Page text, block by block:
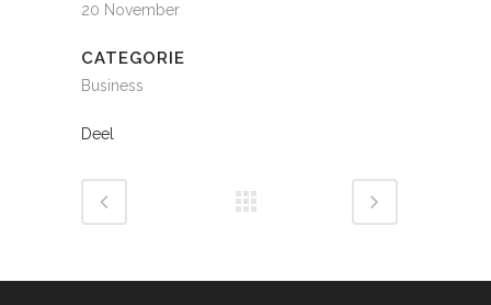
20 November
CATEGORIE
Business
Deel